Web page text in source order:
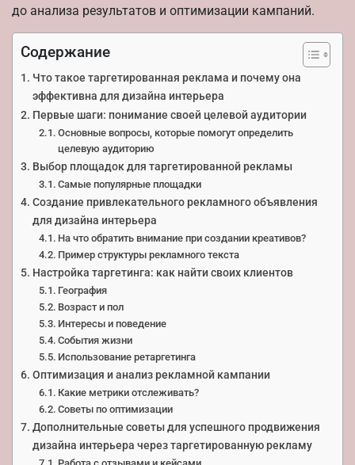
до анализа результатов и оптимизации кампаний.
Содержание
Что такое таргетированная реклама и почему она
эффективна для дизайна интерьера
Первые шаги: понимание своей целевой аудитории
Основные вопросы, которые помогут определить
целевую аудиторию
Выбор площадок для таргетированной рекламы
Самые популярные площадки
Создание привлекательного рекламного объявления
для дизайна интерьера
На что обратить внимание при создании креативов?
Пример структуры рекламного текста
Настройка таргетинга: как найти своих клиентов
География
Возраст и пол
Интересы и поведение
События жизни
Использование ретаргетинга
Оптимизация и анализ рекламной кампании
Какие метрики отслеживать?
Советы по оптимизации
Дополнительные советы для успешного продвижения
дизайна интерьера через таргетированную рекламу